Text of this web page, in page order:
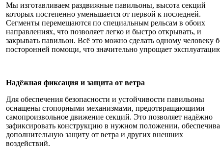
Мы изготавливаем раздвижные павильоны, высота секций
которых постепенно уменьшается от первой к последней.
Сегменты перемещаются по специальным рельсам в обоих
направлениях, что позволяет легко и быстро открывать, и
закрывать павильон. Всё это можно сделать одному человеку
посторонней помощи, что значительно упрощает
Надёжная фиксация и защита от ветра
Для обеспечения безопасности и устойчивости павильоны
оснащены стопорными механизмами, предотвращающими
самопроизвольное движение секций. Это позволяет надёжно
зафиксировать конструкцию в нужном положении,
дополнительную защиту от ветра и других внешних
воздействий.